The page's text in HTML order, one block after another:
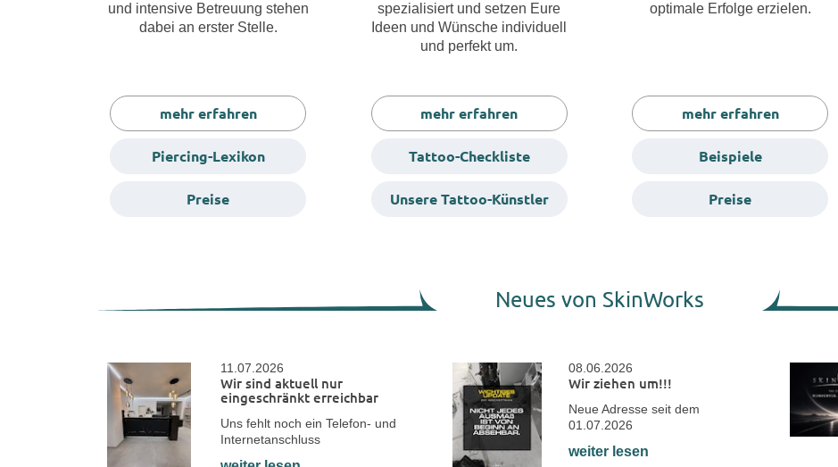
und intensive Betreuung stehen
dabei an erster Stelle.
mehr erfahren
Piercing-Lexikon
Preise
spezialisiert und setzen Eure
Ideen und Wünsche individuell
und perfekt um.
mehr erfahren
Tattoo-Checkliste
Unsere Tattoo-Künstler
optimale Erfolge erzielen.
mehr erfahren
Beispiele
Preise
Neues von SkinWorks
11.07.2026
Wir sind aktuell nur
eingeschränkt erreichbar
Uns fehlt noch ein Telefon- und
Internetanschluss
08.06.2026
Wir ziehen um!!!
Neue Adresse seit dem
01.07.2026
weiter lesen